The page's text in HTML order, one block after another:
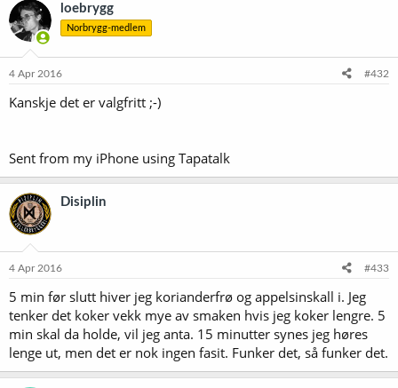
loebrygg
Norbrygg-medlem
4 Apr 2016 #432
Kanskje det er valgfritt ;-)
Sent from my iPhone using Tapatalk
Disiplin
4 Apr 2016 #433
5 min før slutt hiver jeg korianderfrø og appelsinskall i. Jeg
tenker det koker vekk mye av smaken hvis jeg koker lengre. 5
min skal da holde, vil jeg anta. 15 minutter synes jeg høres
lenge ut, men det er nok ingen fasit. Funker det, så funker det.